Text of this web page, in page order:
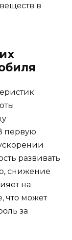
в
первую
развивать
снижение
на
что может
за